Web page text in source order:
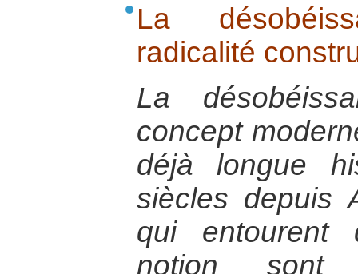
La
radicalité
La
concept
déjà longue
siècles depuis
qui
notion